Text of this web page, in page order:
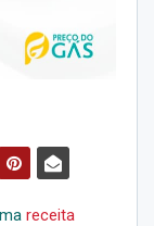
receita